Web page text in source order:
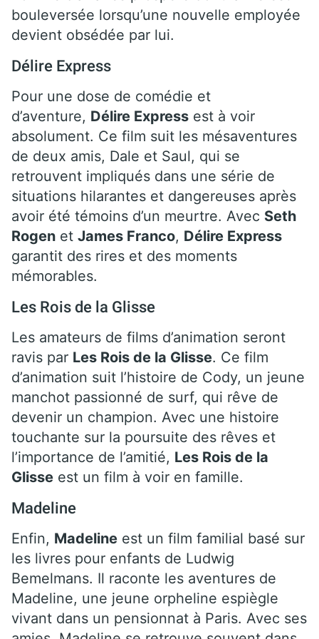
bouleversée lorsqu’une nouvelle employée
devient obsédée par lui.
Délire Express
Pour une dose de comédie et
d’aventure, Délire Express est à voir
absolument. Ce film suit les mésaventures
de deux amis, Dale et Saul, qui se
retrouvent impliqués dans une série de
situations hilarantes et dangereuses après
avoir été témoins d’un meurtre. Avec Seth
Rogen et James Franco, Délire Express
garantit des rires et des moments
mémorables.
Les Rois de la Glisse
Les amateurs de films d’animation seront
ravis par Les Rois de la Glisse. Ce film
d’animation suit l’histoire de Cody, un jeune
manchot passionné de surf, qui rêve de
devenir un champion. Avec une histoire
touchante sur la poursuite des rêves et
l’importance de l’amitié, Les Rois de la
Glisse est un film à voir en famille.
Madeline
Enfin, Madeline est un film familial basé sur
les livres pour enfants de Ludwig
Bemelmans. Il raconte les aventures de
Madeline, une jeune orpheline espiègle
vivant dans un pensionnat à Paris. Avec ses